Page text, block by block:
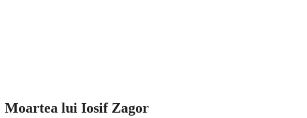
Moartea lui Iosif Zagor